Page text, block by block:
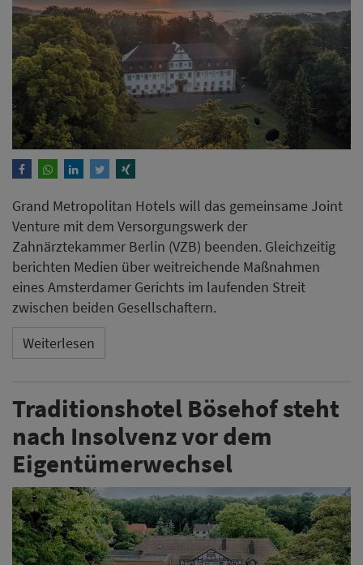
Grand Metropolitan Hotels will das gemeinsame Joint
Venture mit dem Versorgungswerk der
Zahnärztekammer Berlin (VZB) beenden. Gleichzeitig
berichten Medien über weitreichende Maßnahmen
eines Amsterdamer Gerichts im laufenden Streit
zwischen beiden Gesellschaftern.
Weiterlesen
Traditionshotel Bösehof steht
nach Insolvenz vor dem
Eigentümerwechsel